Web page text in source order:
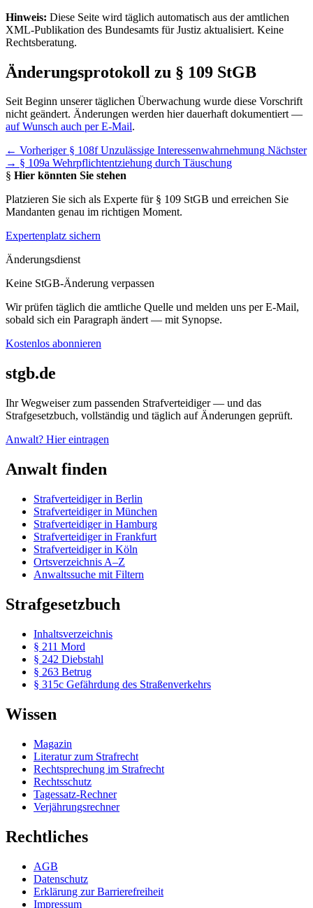
Hinweis: Diese Seite wird täglich automatisch aus der amtlichen
XML-Publikation des Bundesamts für Justiz aktualisiert. Keine
Rechtsberatung.
Änderungsprotokoll zu § 109 StGB
Seit Beginn unserer täglichen Überwachung wurde diese Vorschrift
nicht geändert. Änderungen werden hier dauerhaft dokumentiert —
auf Wunsch auch per E-Mail.
← Vorheriger § 108f Unzulässige Interessenwahrnehmung Nächster
→ § 109a Wehrpflichtentziehung durch Täuschung
§ Hier könnten Sie stehen
Platzieren Sie sich als Experte für § 109 StGB und erreichen Sie
Mandanten genau im richtigen Moment.
Expertenplatz sichern
Änderungsdienst
Keine StGB-Änderung verpassen
Wir prüfen täglich die amtliche Quelle und melden uns per E-Mail,
sobald sich ein Paragraph ändert — mit Synopse.
Kostenlos abonnieren
stgb.de
Ihr Wegweiser zum passenden Strafverteidiger — und das
Strafgesetzbuch, vollständig und täglich auf Änderungen geprüft.
Anwalt? Hier eintragen
Anwalt finden
Strafverteidiger in Berlin
Strafverteidiger in München
Strafverteidiger in Hamburg
Strafverteidiger in Frankfurt
Strafverteidiger in Köln
Ortsverzeichnis A–Z
Anwaltssuche mit Filtern
Strafgesetzbuch
Inhaltsverzeichnis
§ 211 Mord
§ 242 Diebstahl
§ 263 Betrug
§ 315c Gefährdung des Straßenverkehrs
Wissen
Magazin
Literatur zum Strafrecht
Rechtsprechung im Strafrecht
Rechtsschutz
Tagessatz-Rechner
Verjährungsrechner
Rechtliches
AGB
Datenschutz
Erklärung zur Barrierefreiheit
Impressum